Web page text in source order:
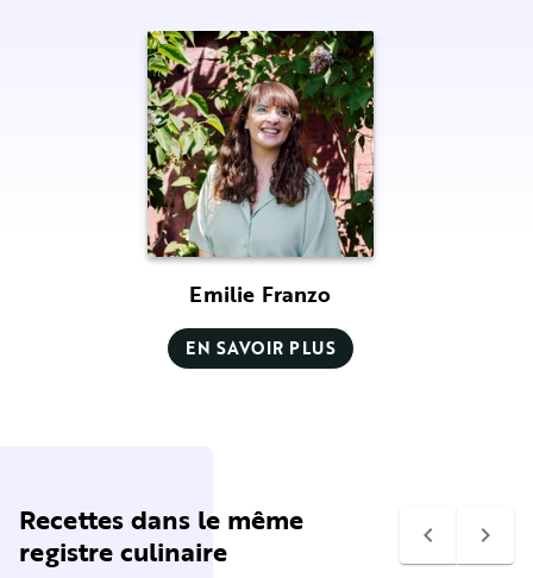
Emilie Franzo
EN SAVOIR PLUS
Recettes dans le même
registre culinaire
navigate_before navigate_next